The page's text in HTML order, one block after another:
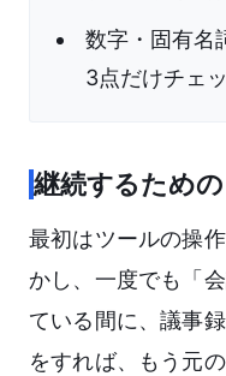
数字・固有名
3点だけチェ
継続するための
最初はツールの操
かし、一度でも「
ている間に、議事
をすれば、もう元